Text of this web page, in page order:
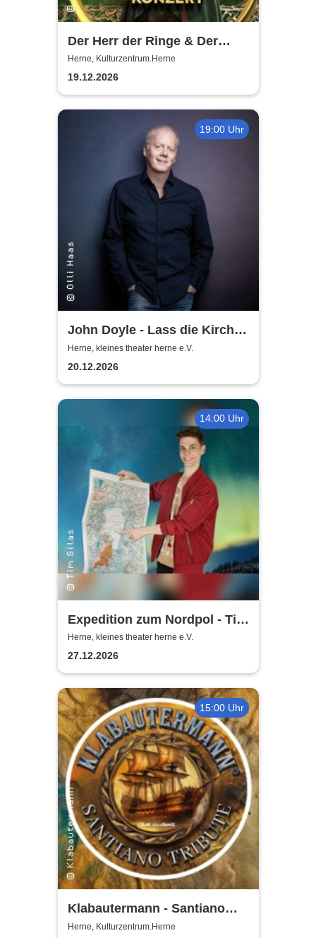
Der Herr der Ringe & Der
Hobbit
Herne, Kulturzentrum.Herne
19.12.2026
19:00 Uhr
John Doyle - Lass die Kirche
im Dorf
Herne, kleines theater herne e.V.
20.12.2026
14:00 Uhr
Expedition zum Nordpol - Tim
Silas "Die magische Familien-
Weihnachtsshow"
Herne, kleines theater herne e.V.
27.12.2026
15:00 Uhr
Klabautermann - Santiano
Tribute Show
Herne, Kulturzentrum.Herne